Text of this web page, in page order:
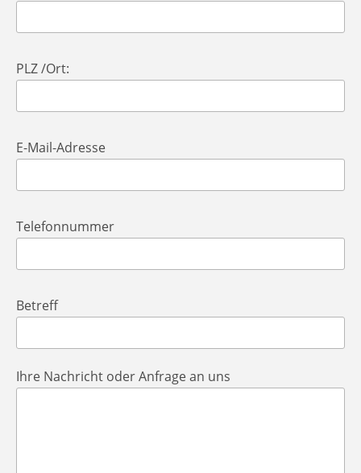
PLZ /Ort:
E-Mail-Adresse
Telefonnummer
Betreff
Ihre Nachricht oder Anfrage an uns